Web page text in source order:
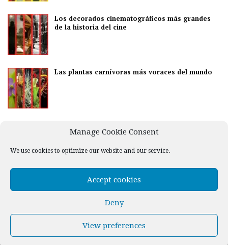
Manage Cookie Consent
We use cookies to optimize our website and our service.
Accept cookies
Deny
View preferences
Los decorados cinematográficos más grandes
de la historia del cine
Las plantas carnívoras más voraces del mundo
nocturna